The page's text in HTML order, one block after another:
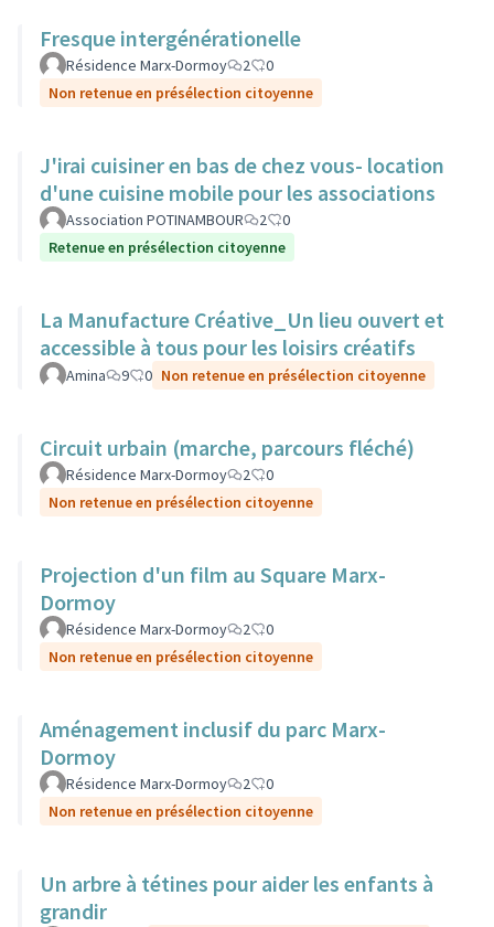
Fresque intergénérationelle
Résidence Marx-Dormoy 2
0
Non retenue en présélection citoyenne
J'irai cuisiner en bas de chez vous- location
d'une cuisine mobile pour les associations
Association POTINAMBOUR 2
0
Retenue en présélection citoyenne
La Manufacture Créative_Un lieu ouvert et
accessible à tous pour les loisirs créatifs
Amina 9 0 Non retenue en présélection citoyenne
Circuit urbain (marche, parcours fléché)
Résidence Marx-Dormoy 2
0
Non retenue en présélection citoyenne
Projection d'un film au Square Marx-
Dormoy
Résidence Marx-Dormoy 2
0
Non retenue en présélection citoyenne
Aménagement inclusif du parc Marx-
Dormoy
Résidence Marx-Dormoy 2
0
Non retenue en présélection citoyenne
Un arbre à tétines pour aider les enfants à
grandir